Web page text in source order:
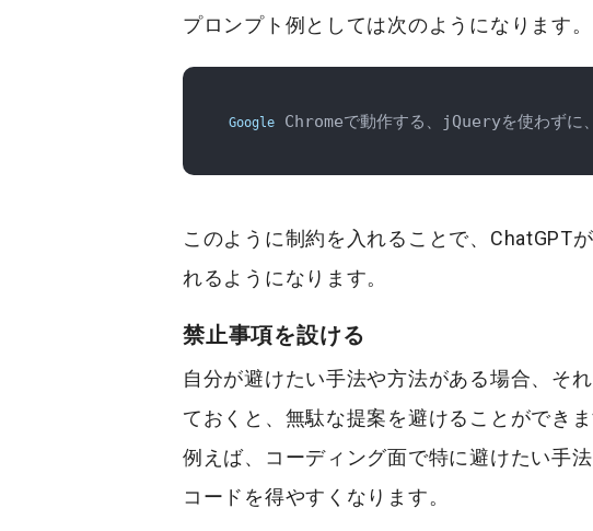
プロンプト例としては次のようになります。
Google Chromeで動作する、jQueryを使わずに
このように制約を入れることで、ChatGPT
れるようになります。
禁止事項を設ける
自分が避けたい手法や方法がある場合、そ
ておくと、無駄な提案を避けることができま
例えば、コーディング面で特に避けたい手
コードを得やすくなります。